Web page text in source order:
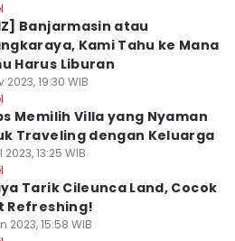
Banjarmasin atau
Kami Tahu ke Mana
Harus Liburan
2023, 19:30 WIB
Memilih Villa yang Nyaman
Traveling dengan Keluarga
2023, 13:25 WIB
Tarik Cileunca Land, Cocok
Refreshing!
2023, 15:58 WIB